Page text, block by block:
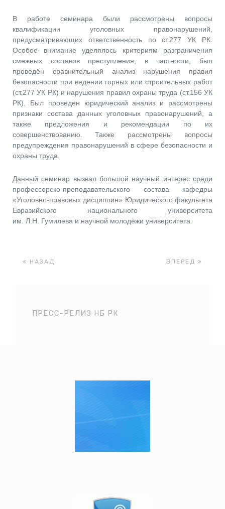
В работе семинара были рассмотрены вопросы
квалификации уголовных правонарушений,
предусматривающих ответственность по ст.277 УК РК.
Особое внимание уделялось критериям разграничения
смежных составов преступления, в частности, был
проведён сравнительный анализ нарушения правил
безопасности при ведении горных или строительных работ
(ст.277 УК РК) и нарушения правил охраны труда (ст.156 УК
РК). Был проведен юридический анализ и рассмотрены
признаки состава данных уголовных правонарушений, а
также предложения и рекомендации по их
совершенствованию. Также рассмотрены вопросы
предупреждения правонарушений в сфере безопасности и
охраны труда.
Данный семинар вызвал большой научный интерес среди
профессорско-преподавательского состава кафедры
«Уголовно-правовых дисциплин» Юридического факультета
Евразийского национального университета
им. Л.Н. Гумилева и научной молодёжи университета.
НАЗАД ВПЕРЕД
ПРЕСС-РЕЛИЗ НБ РК